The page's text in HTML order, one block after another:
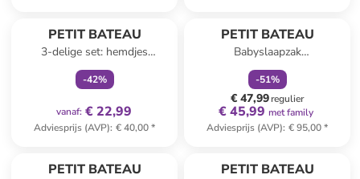
PETIT BATEAU
3-delige set: hemdjes
meerkleurig
-42%
vanaf: € 22,99
Adviesprijs (AVP): € 40,00*
PETIT BATEAU
Babyslaapzak
donkerblauw/wit
-51%
€ 47,99regulier
€ 45,99 met family
Adviesprijs (AVP): € 95,00*
PETIT BATEAU PETIT BATEAU